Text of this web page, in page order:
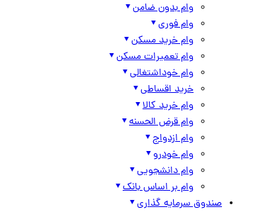
وام بدون ضامن
وام فوری
وام خرید مسکن
وام تعمیرات مسکن
وام خوداشتغالی
خرید اقساطی
وام خرید کالا
وام قرض الحسنه
وام ازدواج
وام خودرو
وام دانشجویی
وام بر اساس بانک
صندوق سرمایه گذاری